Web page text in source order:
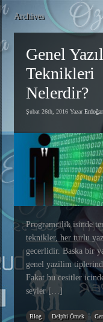
Archives
Genel
Teknikleri
Nelerdir?
Şubat 26th, 2016 Yazar
Programcilik isinde
teknikler, her turlu
gecerlidir. Baska bir
genel yazilim
Fakat bu cesitler
seyler […]
Blog Delphi Örnek